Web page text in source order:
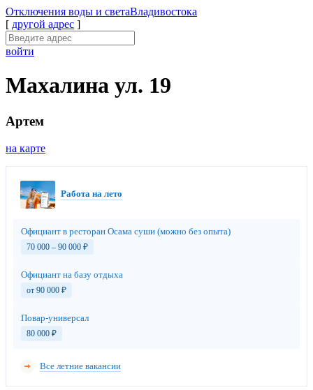
Отключения воды и светаВладивостока
[ другой адрес ]
войти
Махалина ул. 19
Артем
на карте
Работа на лето
Официант в ресторан Осама суши (можно без опыта)
70 000 – 90 000 ₽
Официант на базу отдыха
от 90 000 ₽
Повар-универсал
80 000 ₽
Все летние вакансии